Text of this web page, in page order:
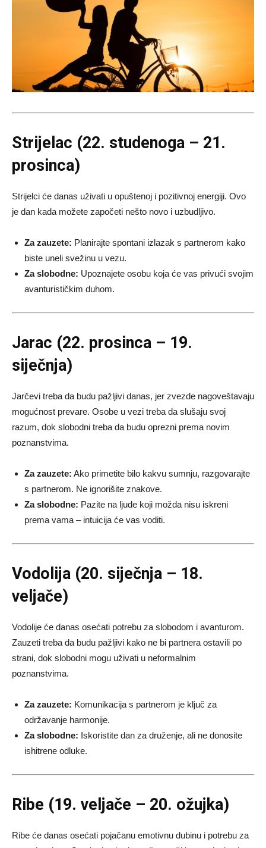
Strijelac (22. studenoga – 21.
prosinca)
Strijelci će danas uživati u opuštenoj i pozitivnoj energiji. Ovo
je dan kada možete započeti nešto novo i uzbudljivo.
Za zauzete: Planirajte spontani izlazak s partnerom kako
biste uneli svežinu u vezu.
Za slobodne: Upoznajete osobu koja će vas privući svojim
avanturističkim duhom.
Jarac (22. prosinca – 19.
siječnja)
Jarčevi treba da budu pažljivi danas, jer zvezde nagoveštavaju
mogućnost prevare. Osobe u vezi treba da slušaju svoj
razum, dok slobodni treba da budu oprezni prema novim
poznanstvima.
Za zauzete: Ako primetite bilo kakvu sumnju, razgovarajte
s partnerom. Ne ignorišite znakove.
Za slobodne: Pazite na ljude koji možda nisu iskreni
prema vama – intuicija će vas voditi.
Vodolija (20. siječnja – 18.
veljače)
Vodolije će danas osećati potrebu za slobodom i avanturom.
Zauzeti treba da budu pažljivi kako ne bi partnera ostavili po
strani, dok slobodni mogu uživati u neformalnim
poznanstvima.
Za zauzete: Komunikacija s partnerom je ključ za
održavanje harmonije.
Za slobodne: Iskoristite dan za druženje, ali ne donosite
ishitrene odluke.
Ribe (19. veljače – 20. ožujka)
Ribe će danas osećati pojačanu emotivnu dubinu i potrebu za